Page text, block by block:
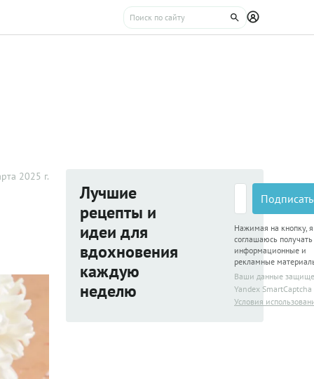
2025 г.
Лучшие
рецепты и
идеи для
вдохновения
каждую
неделю
Нажимая на кнопку, я
соглашаюсь получать
информационные и
рекламные
Ваши данные
Yandex SmartCaptcha
Условия